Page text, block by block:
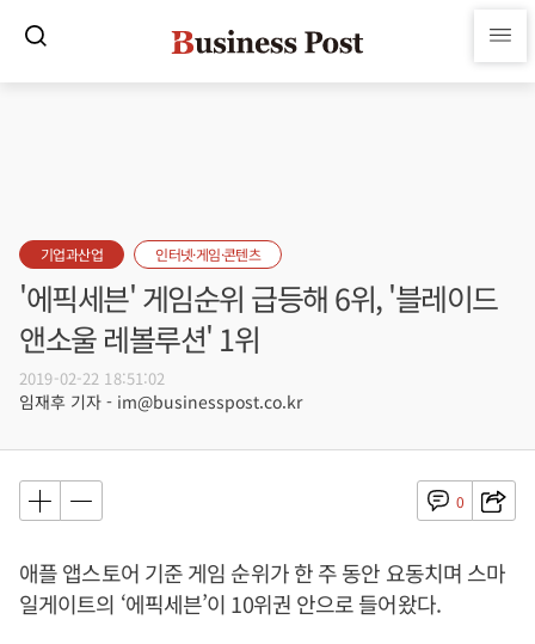
기업과산업 인터넷·게임·콘텐츠
'에픽세븐' 게임순위 급등해 6위, '블레이드
앤소울 레볼루션' 1위
2019-02-22 18:51:02
임재후 기자 - im@businesspost.co.kr
0
애플 앱스토어 기준 게임 순위가 한 주 동안 요동치며 스마
일게이트의 ‘에픽세븐’이 10위권 안으로 들어왔다.